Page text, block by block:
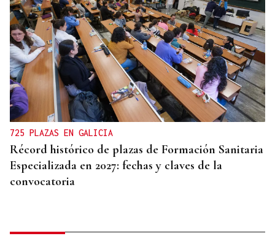
725 PLAZAS EN GALICIA
Récord histórico de plazas de Formación Sanitaria
Especializada en 2027: fechas y claves de la
convocatoria